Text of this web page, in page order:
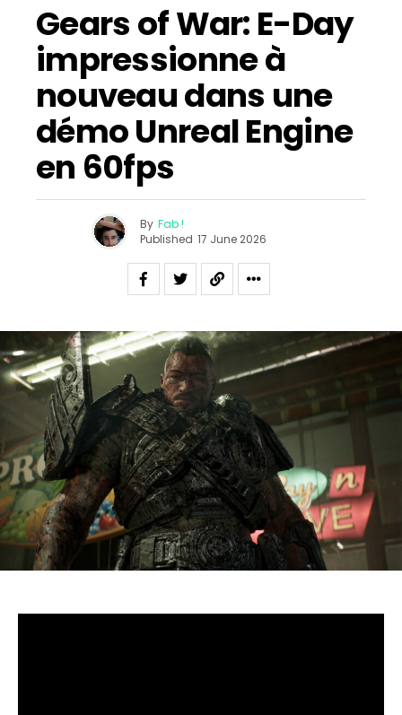
Gears of War: E-Day
impressionne à
nouveau dans une
démo Unreal Engine
en 60fps
By Fab !
Published 17 June 2026